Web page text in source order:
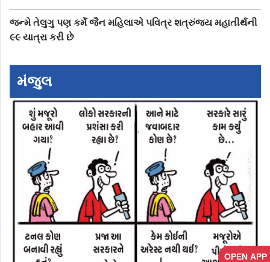
OPEN APP
જન્મે તેલુગુ પણ કર્મે જૈન મહિલાએ પવિત્ર શત્રુંજય મહાતીર્થની
૯૯ યાત્રા કરી છે
મંજુલ